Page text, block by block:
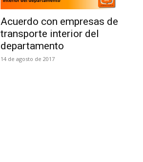
Acuerdo con empresas de
transporte interior del
departamento
14 de agosto de 2017